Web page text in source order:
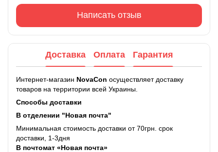
Написать отзыв
Доставка Оплата Гарантия
Интернет-магазин NovaCon осуществляет доставку
товаров на территории всей Украины.
Способы доставки
В отделении "Новая почта"
Минимальная стоимость доставки от 70грн. срок
доставки, 1-3дня
В почтомат «Новая почта»